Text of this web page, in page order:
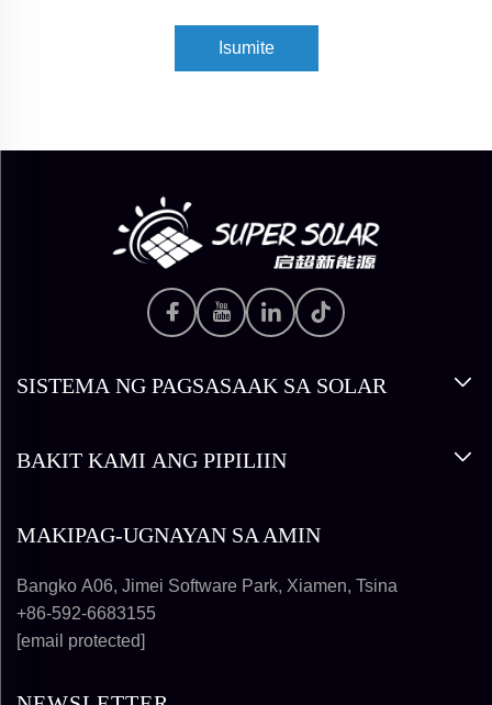
Isumite
SISTEMA NG PAGSASAAK SA SOLAR
BAKIT KAMI ANG PIPILIIN
MAKIPAG-UGNAYAN SA AMIN
Bangko A06, Jimei Software Park, Xiamen, Tsina
+86-592-6683155
[email protected]